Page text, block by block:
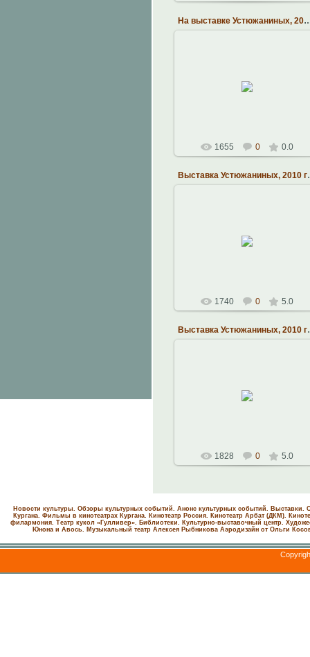
На выставке
1655 0 0.0
1740 0 5.0
1828 0 5.0
Новости культуры. Обзоры культурных событий. Анонс культурных событий. Выставки.
Кургана. Фильмы в кинотеатрах Кургана.
Кинотеатр Россия. Кинотеатр Арбат (ДКМ).
филармония. Театр кукол «Гулливер». Библиотеки. Культурно-выставочный центр.
Юнона и Авось. Музыкальный театр Алексея Рыбникова Аэродизайн от Ольги